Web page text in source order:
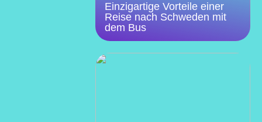
Einzigartige Vorteile einer
Reise nach Schweden mit
dem Bus